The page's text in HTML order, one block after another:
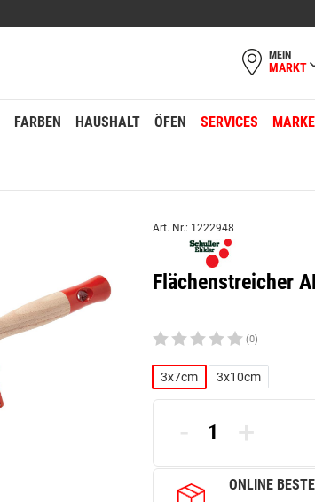
MEIN
MARKT
FARBEN HAUSHALT ÖFEN SERVICES
Art. Nr.: 1222948
Flächenstreicher
(0)
3x7cm 3x10cm
- +
ONLINE